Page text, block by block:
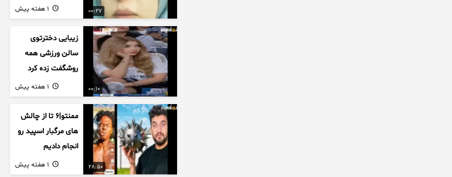
00:27
احسان خواجه امیری
00:10
زیبایی دخترتوی
سالن ورزشی همه
روشگفت زده کرد
28:50
ممنتو|۶ تا از چالش
های مرگبار اسپید رو
انجام دادیم